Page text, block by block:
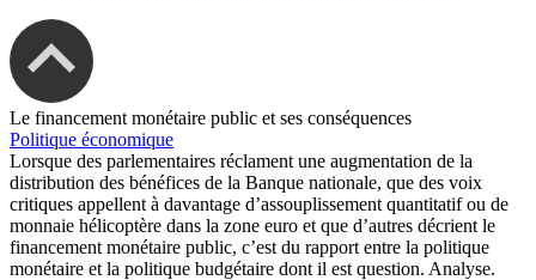
Le financement monétaire public et ses conséquences
Politique économique
Lorsque des parlementaires réclament une augmentation de la
distribution des bénéfices de la Banque nationale, que des voix
critiques appellent à davantage d’assouplissement quantitatif ou de
monnaie hélicoptère dans la zone euro et que d’autres décrient le
financement monétaire public, c’est du rapport entre la politique
monétaire et la politique budgétaire dont il est question. Analyse.